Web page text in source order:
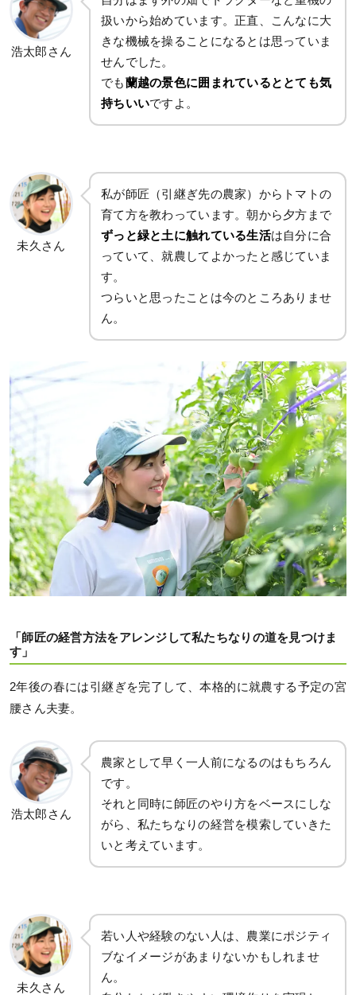
浩太郎さん
扱いから始めています。正直、こんなに大
きな機械を操ることになるとは思っていま
せんでした。
でも蘭越の景色に囲まれているととても気
持ちいいですよ。
未久さん
私が師匠（引継ぎ先の農家）からトマトの
育て方を教わっています。朝から夕方まで
ずっと緑と土に触れている生活は自分に合
っていて、就農してよかったと感じていま
す。
つらいと思ったことは今のところありませ
ん。
「師匠の経営方法をアレンジして私たちなりの道を見つけま
す」
2年後の春には引継ぎを完了して、本格的に就農する予定の宮
腰さん夫妻。
浩太郎さん
農家として早く一人前になるのはもちろん
です。
それと同時に師匠のやり方をベースにしな
がら、私たちなりの経営を模索していきた
いと考えています。
未久さん
若い人や経験のない人は、農業にポジティ
ブなイメージがあまりないかもしれませ
ん。